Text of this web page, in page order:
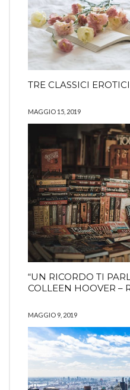
TRE CLASSICI
MAGGIO 15, 2019
“UN RICORDO TI
COLLEEN HOOVER –
MAGGIO 9, 2019